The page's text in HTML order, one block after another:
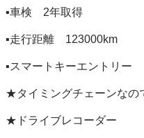
▪️車検　2年取得
▪️走行距離　123000km
▪️スマートキーエントリー
★タイミングチェーンなの
★ドライブレコーダー